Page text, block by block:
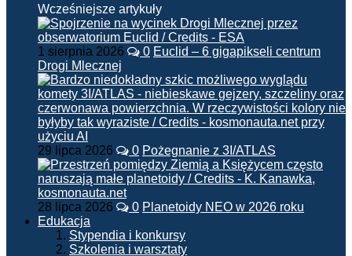
Wcześniejsze artykuły
1 sierpnia 2026 0 Euclid – 6 gigapikseli centrum
Drogi Mlecznej
29 lipca 2026 0 Pożegnanie z 3I/ATLAS
28 lipca 2026 0 Planetoidy NEO w 2026 roku
Edukacja
Stypendia i konkursy
Szkolenia i warsztaty